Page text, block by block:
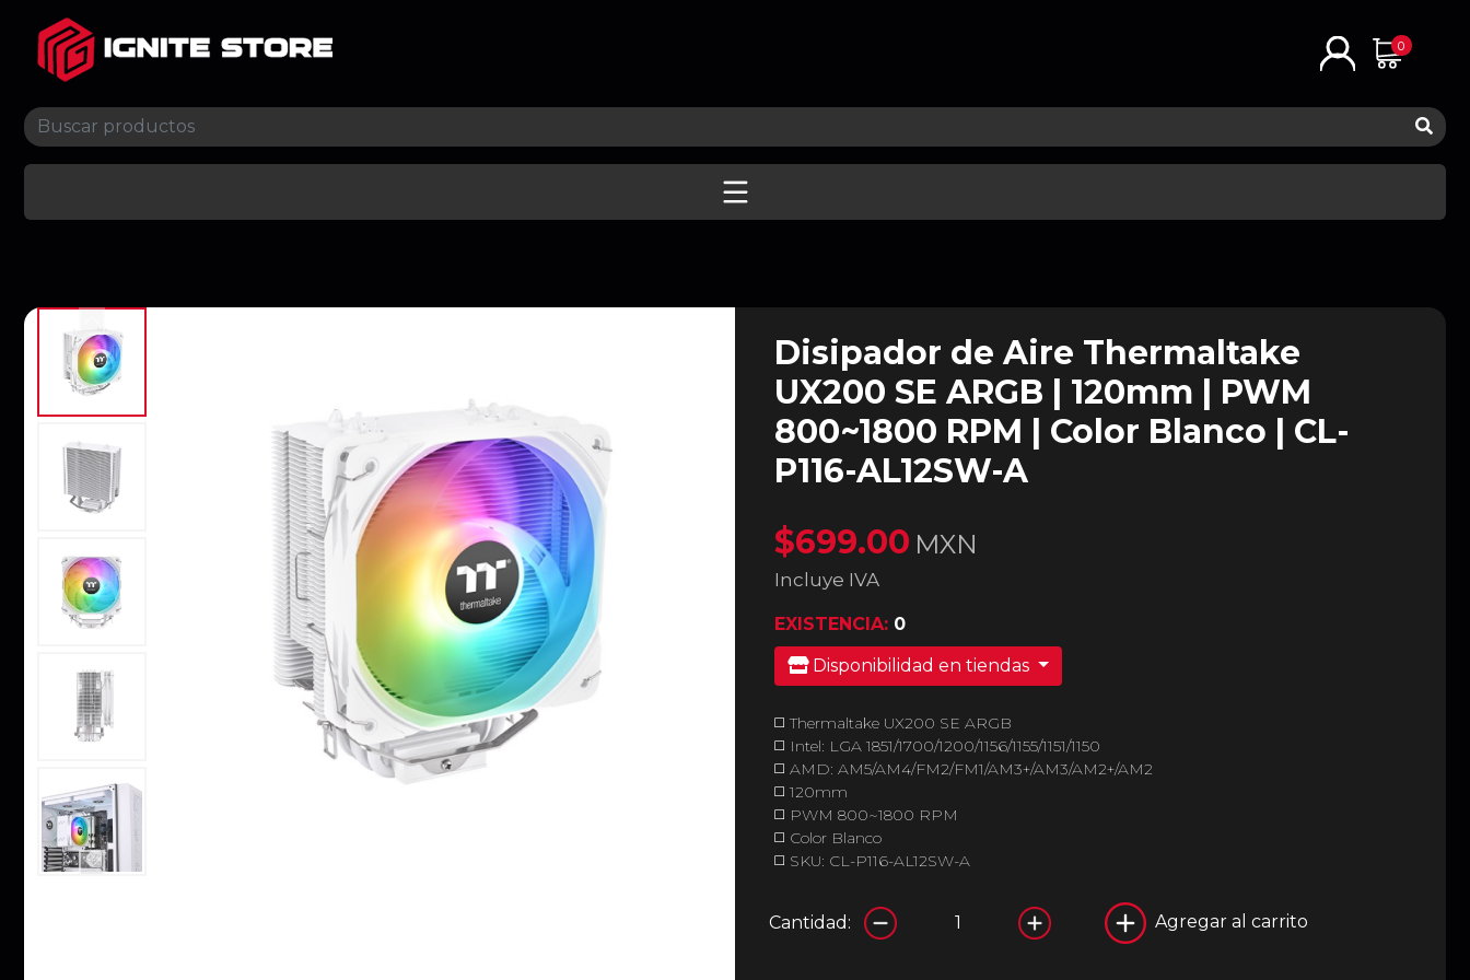
0
Disipador de Aire Thermaltake
UX200 SE ARGB | 120mm | PWM
800~1800 RPM | Color Blanco | CL-
P116-AL12SW-A
$699.00 MXN
Incluye IVA
EXISTENCIA: 0
Disponibilidad en tiendas
◻️ Thermaltake UX200 SE ARGB
◻️ Intel: LGA 1851/1700/1200/1156/1155/1151/1150
◻️ AMD: AM5/AM4/FM2/FM1/AM3+/AM3/AM2+/AM2
◻️ 120mm
◻️ PWM 800~1800 RPM
◻️ Color Blanco
◻️ SKU: CL-P116-AL12SW-A
Cantidad: Agregar al carrito